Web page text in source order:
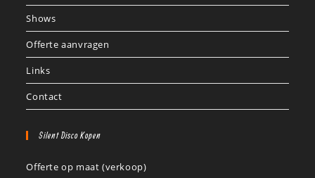
Shows
Offerte aanvragen
Links
Contact
Silent Disco Kopen
Offerte op maat (verkoop)